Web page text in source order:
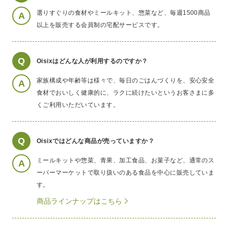
A
選りすぐりの食材やミールキット、惣菜など、毎週1500商品
以上を販売する会員制の宅配サービスです。
Q Oisixはどんな人が利用するのですか？
A
家族構成や年齢等は様々で、毎日のごはんづくりを、安心安全
食材でおいしく健康的に、ラクに続けたいというお客さまに多
くご利用いただいています。
Q Oisixではどんな商品が売っていますか？
A
ミールキットや惣菜、青果、加工食品、お菓子など、通常のス
ーパーマーケットで取り扱いのある食品を中心に販売していま
す。
商品ラインナップはこちら